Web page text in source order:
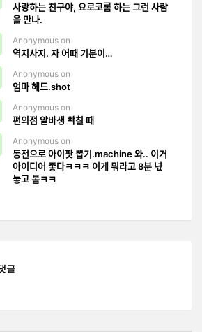
사랑하는 친구야, 요로코롬 하는 그런 사람
을 만나.
Anonymous on
역지사지. 자 어때 기분이…
Anonymous on
엄마 헤드.shot
Anonymous on
편의점 알바생 빡칠 때
Anonymous on
동전으로 아이팟 뽑기.machine 와.. 이거
아이디어 좋다ㅋㅋㅋ 이게 뭐라고 8분 넋
놓고 봄ㅋㅋ
글